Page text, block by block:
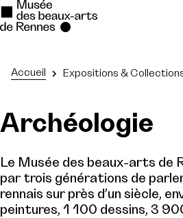
Se rendre au
Pied de page
Accueil Expositions &
Archéologie
Le Musée des beaux-arts de
par trois générations de
rennais sur près d’un siècle,
peintures, 1 100 dessins, 3